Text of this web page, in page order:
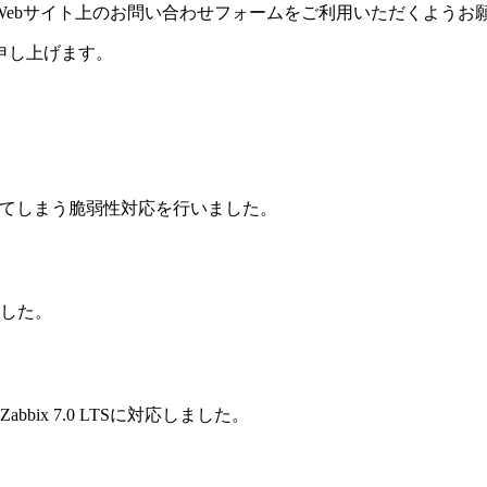
サイト上のお問い合わせフォームをご利用いただくようお
上げます。
しまう脆弱性対応を行いました。
た。
7.0 LTSに対応しました。